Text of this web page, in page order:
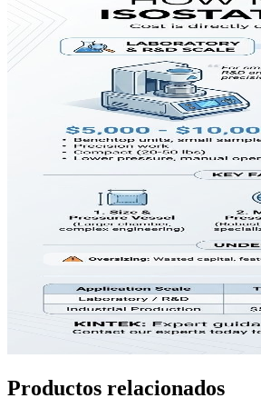
Productos relacionados